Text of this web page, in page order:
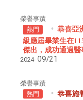
榮譽事蹟
熱門
恭喜亞
級應屆畢業生在
傑出，成功通過
2024- 09/21
榮譽事蹟
熱門
恭喜施